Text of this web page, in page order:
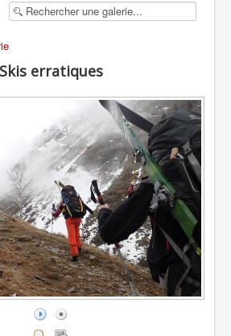
Skis erratiques